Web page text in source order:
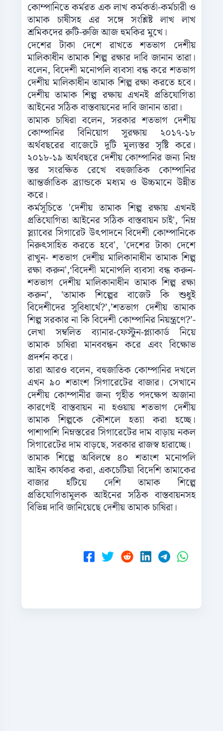
কোম্পানিতে কর্মরত এক লাখ কর্মকর্তা-কর্মচারী ও
তামাক চাষীসহ এর সঙ্গে সংশ্লিষ্ট লাখ লাখ
শ্রমিকদের রুটি-রুজি আজ হুমকির মুখে।
দেশের টাকা দেশে রাখতে শতভাগ দেশীয়
মালিকাধীন তামাক শিল্প রক্ষার দাবি জানান তারা।
বলেন, বিদেশী মনোপলি ব্যবসা বন্ধ করে শতভাগ
দেশীয় মালিকাধীন তামাক শিল্প রক্ষা করতে হবে।
দেশীয় তামাক শিল্প রক্ষায় এখনই প্রতিযোগিতা
আইনের সঠিক বাস্তবায়নের দাবি জানান তারা।
তামাক চাষিরা বলেন, সরকার শতভাগ দেশীয়
কোম্পানির বিনিয়োগ সুরক্ষায় ২০১৭-১৮
অর্থবছরের বাজেটে দুটি মূল্যস্তর সৃষ্টি করে।
২০১৮-১৯ অর্থবছরে দেশীয় কোম্পানির জন্য নিম্ন
স্তর সংরক্ষিত রেখে বহুজাতিক কোম্পানির
আন্তর্জাতিক ব্র্যান্ডকে মধ্যম ও ঊচ্চমানে উন্নীত
করে।
কর্মসূচিতে 'দেশীয় তামাক শিল্প রক্ষায় এখনই
প্রতিযোগিতা আইনের সঠিক বাস্তবায়ন চাই', 'নিম্ন
স্ল্যাবের সিগারেট উৎপাদনে বিদেশী কোম্পানিকে
নিরুৎসাহিত করতে হবে', 'দেশের টাকা দেশে
রাখুন- শতভাগ দেশীয় মালিকানাধীন তামাক শিল্প
রক্ষা করুন',‘বিদেশী মনোপলি ব্যবসা বন্ধ করুন-
শতভাগ দেশীয় মালিকানাধীন তামাক শিল্প রক্ষা
করুন’, 'তামাক শিল্পের বাজেট কি শুধুই
বিদেশীদের সুবিধার্থে?’,’শতভাগ দেশীয় তামাক
শিল্প সরকার না কি বিদেশী কোম্পানির নিয়ন্ত্রণে?’-
লেখা সম্বলিত ব্যানার-ফেস্টুন-প্ল্যাকার্ড নিয়ে
তামাক চাষিরা মানববন্ধন করে এবং বিক্ষোভ
প্রদর্শন করে।
তারা আরও বলেন, বহুজাতিক কোম্পানির দখলে
এখন ৯০ শতাংশ সিগারেটের বাজার। সেখানে
দেশীয় কোম্পানীর জন্য গৃহীত পদক্ষেপ অজানা
কারণেই বাস্তবায়ন না হওয়ায় শতভাগ দেশীয়
তামাক শিল্পকে কৌশলে হত্যা করা হচ্ছে।
পাশাপাশি নিম্নস্তরের সিগারেটের দাম বাড়ায় নকল
সিগারেটের দাম বাড়ছে, সরকার রাজস্ব হারাচ্ছে।
তামাক শিল্পে অবিলম্বে ৪০ শতাংশ মনোপলি
আইন কার্যকর করা, একচেটিয়া বিদেশি তামাকের
বাজার হটিয়ে দেশি তামাক শিল্পে
প্রতিযোগিতামূলক আইনের সঠিক বাস্তবায়নসহ
বিভিন্ন দাবি জানিয়েছে দেশীয় তামাক চাষিরা।